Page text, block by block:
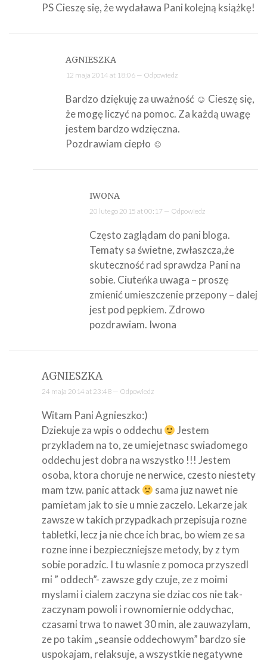
PS Cieszę się, że wydaława Pani kolejną książkę!
AGNIESZKA
12 maja 2014 at 18:06 — Odpowiedz
Bardzo dziękuję za uważność ☺ Cieszę się,
że mogę liczyć na pomoc. Za każdą uwagę
jestem bardzo wdzięczna.
Pozdrawiam ciepło ☺
IWONA
20 lutego 2015 at 00:17 — Odpowiedz
Często zaglądam do pani bloga.
Tematy sa świetne, zwłaszcza,że
skuteczność rad sprawdza Pani na
sobie. Ciuteńka uwaga – proszę
zmienić umieszczenie przepony – dalej
jest pod pępkiem. Zdrowo
pozdrawiam. Iwona
AGNIESZKA
24 maja 2014 at 23:48 — Odpowiedz
Witam Pani Agnieszko:)
Dziekuje za wpis o oddechu
Jestem
przykladem na to, ze umiejetnasc swiadomego
oddechu jest dobra na wszystko !!! Jestem
osoba, ktora choruje ne nerwice, czesto niestety
mam tzw. panic attack
sama juz nawet nie
pamietam jak to sie u mnie zaczelo. Lekarze jak
zawsze w takich przypadkach przepisuja rozne
tabletki, lecz ja nie chce ich brac, bo wiem ze sa
rozne inne i bezpieczniejsze metody, by z tym
sobie poradzic. I tu wlasnie z pomoca przyszedl
mi ” oddech”- zawsze gdy czuje, ze z moimi
myslami i cialem zaczyna sie dziac cos nie tak-
zaczynam powoli i rownomiernie oddychac,
czasami trwa to nawet 30 min, ale zauwazylam,
ze po takim „seansie oddechowym” bardzo sie
uspokajam, relaksuje, a wszystkie negatywne